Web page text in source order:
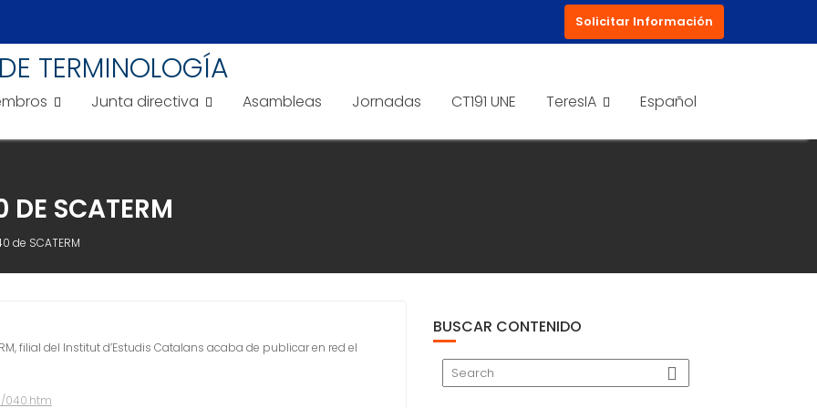
Solicitar Información
TERMINOLOGÍA
Junta directiva Asambleas Jornadas CT191 UNE TeresIA Español
DE SCATERM
de SCATERM
filial del Institut d’Estudis Catalans acaba de publicar en red el
040.htm
BUSCAR CONTENIDO